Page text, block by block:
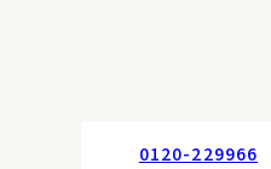
0120-229966